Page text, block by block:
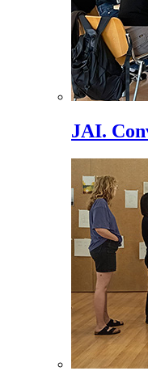
JAI.